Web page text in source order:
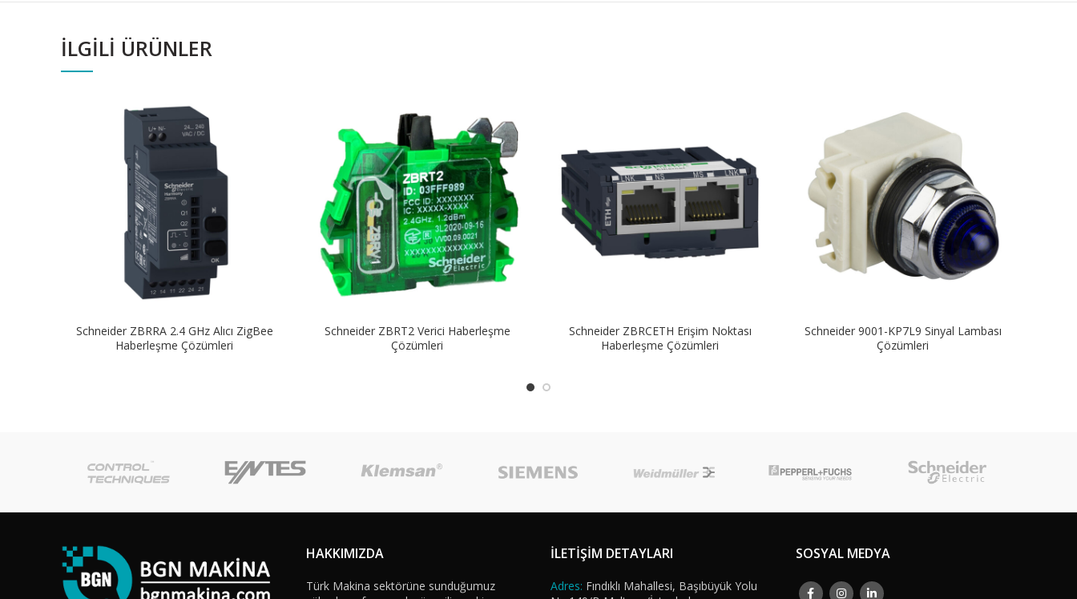
İLGILI ÜRÜNLER
Schneider ZBRRA 2.4 GHz Alıcı ZigBee
Haberleşme Çözümleri
Schneider ZBRT2 Verici Haberleşme
Çözümleri
Schneider ZBRCETH Erişim Noktası
Haberleşme Çözümleri
Schneider 9001-KP7L9 Sinyal Lambası
Çözümleri
HAKKIMIZDA
Türk Makina sektörüne sunduğumuz
İLETİŞİM DETAYLARI
Adres: Fındıklı Mahallesi, Başıbüyük Yolu
SOSYAL MEDYA